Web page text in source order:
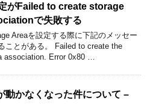
がFailed to create storage
で失敗する
Areaを設定する際に下記のメッセー
ことがある。 Failed to create the
association. Error 0x80 …
動かなくなった件について –